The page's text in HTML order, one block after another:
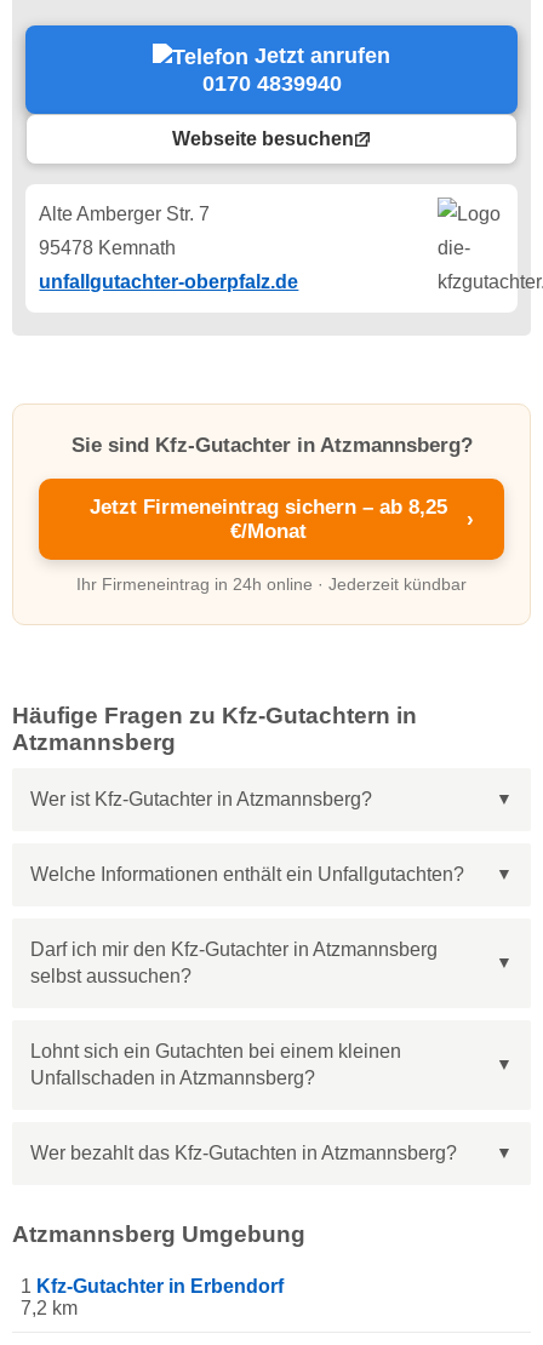
Jetzt anrufen
0170 4839940
Webseite besuchen
Alte Amberger Str. 7
95478 Kemnath
unfallgutachter-oberpfalz.de
Sie sind Kfz-Gutachter in Atzmannsberg?
Jetzt Firmeneintrag sichern – ab 8,25
€/Monat
›
Ihr Firmeneintrag in 24h online · Jederzeit kündbar
Häufige Fragen zu Kfz-Gutachtern in
Atzmannsberg
Wer ist Kfz-Gutachter in Atzmannsberg?
Welche Informationen enthält ein Unfallgutachten?
Darf ich mir den Kfz-Gutachter in Atzmannsberg
selbst aussuchen?
Lohnt sich ein Gutachten bei einem kleinen
Unfallschaden in Atzmannsberg?
Wer bezahlt das Kfz-Gutachten in Atzmannsberg?
Atzmannsberg Umgebung
1 Kfz-Gutachter in Erbendorf
7,2 km